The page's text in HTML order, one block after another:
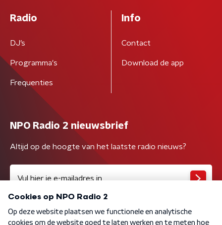
Radio
DJ’s
Programma's
Frequenties
Info
Contact
Download de app
NPO Radio 2 nieuwsbrief
Altijd op de hoogte van het laatste radio nieuws?